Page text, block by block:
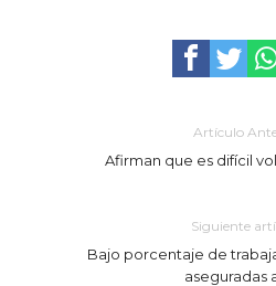
Artículo
Afirman que es difícil
Siguiente
Bajo porcentaje de
aseguradas